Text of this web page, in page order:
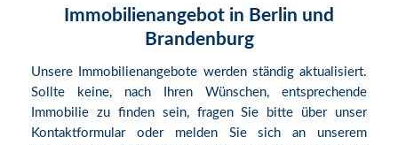
Immobilienangebot in Berlin und
Brandenburg
Unsere Immobilienangebote werden ständig aktualisiert.
Sollte keine, nach Ihren Wünschen, entsprechende
Immobilie zu finden sein, fragen Sie bitte über unser
Kontaktformular oder melden Sie sich an unserem